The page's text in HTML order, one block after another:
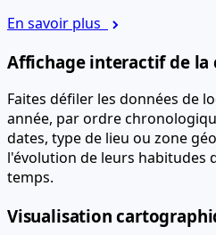
En savoir plus
Affichage interactif de la
Faites défiler les données de
année, par ordre
dates, type de lieu ou zone
l'évolution de leurs habitudes
temps.
Visualisation